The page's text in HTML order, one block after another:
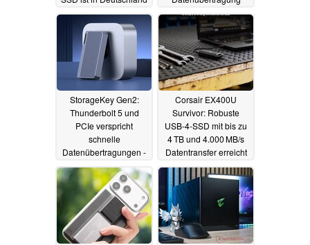
schon verfügbar
05.01.2026
05.12.2025
StorageKey Gen2:
Thunderbolt 5 und
PCIe verspricht
schnelle
Datenübertragungen -
mit passender SSD
18.11.2025
Corsair EX400U
Survivor: Robuste
USB‑4‑SSD mit bis zu
4 TB und 4.000 MB/s
Datentransfer erreicht
den Handel30.10.2025